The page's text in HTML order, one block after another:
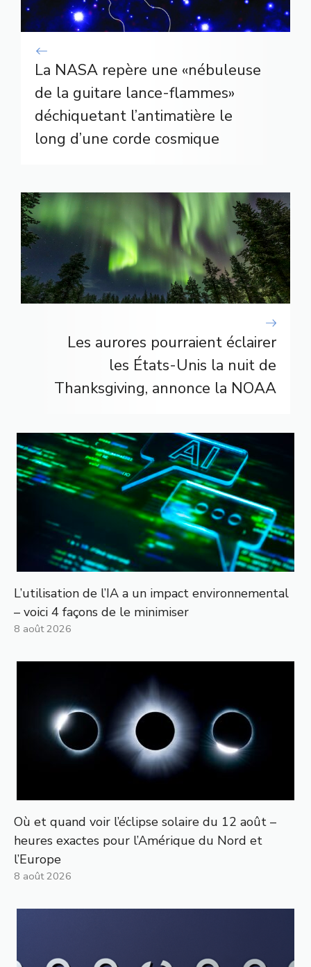
La NASA repère une «nébuleuse
de la guitare lance-flammes»
déchiquetant l’antimatière le
long d’une corde cosmique
Les aurores pourraient éclairer
les États-Unis la nuit de
Thanksgiving, annonce la NOAA
L’utilisation de l’IA a un impact environnemental
– voici 4 façons de le minimiser
8 août 2026
Où et quand voir l’éclipse solaire du 12 août –
heures exactes pour l’Amérique du Nord et
l’Europe
8 août 2026